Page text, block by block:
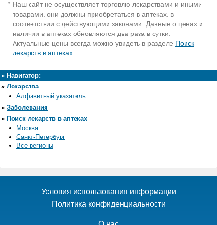
* Наш сайт не осуществляет торговлю лекарствами и иными
товарами, они должны приобретаться в аптеках, в
соответствии с действующими законами. Данные о ценах и
наличии в аптеках обновляются два раза в сутки.
Актуальные цены всегда можно увидеть в разделе Поиск
лекарств в аптеках.
» Навигатор:
» Лекарства
Алфавитный указатель
» Заболевания
» Поиск лекарств в аптеках
Москва
Санкт-Петербург
Все регионы
Условия использования информации
Политика конфиденциальности